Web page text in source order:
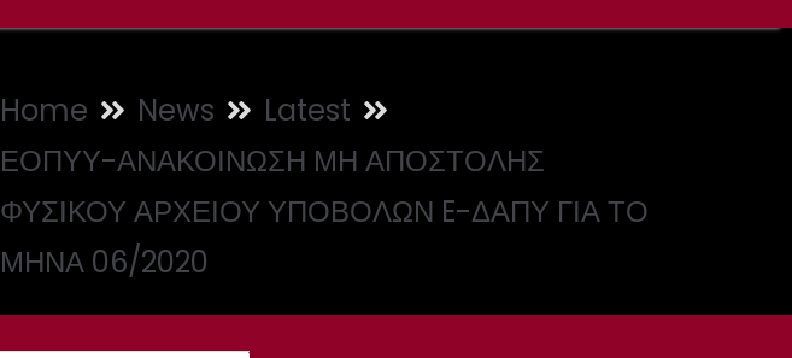
Home News
Latest
ΕΟΠΥΥ-ΑΝΑΚΟΙΝΩΣΗ ΜΗ ΑΠΟΣΤΟΛΗΣ
ΦΥΣΙΚΟΥ ΑΡΧΕΙΟΥ ΥΠΟΒΟΛΩΝ E-ΔΑΠΥ ΓΙΑ ΤΟ
ΜΗΝΑ 06/2020